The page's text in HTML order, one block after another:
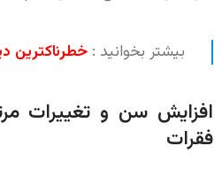
بیشتر بخوانید : خطرناکترین
افزایش سن و تغییرات
فقرات